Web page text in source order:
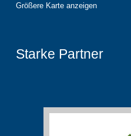
Größere Karte anzeigen
Starke Partner